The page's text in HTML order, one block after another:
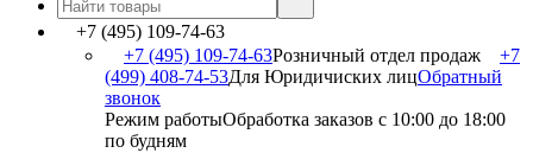
+7 (495) 109-74-63
+7 (495) 109-74-63Розничный отдел продаж
+7
(499) 408-74-53Для Юридичиских лицОбратный
звонок
Режим работыОбработка заказов с 10:00 до 18:00
по будням